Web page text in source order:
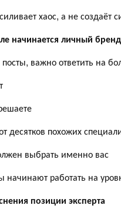
хаос, а не создаёт
начинается личный бренд
важно ответить на
десятков похожих
выбрать именно вас
начинают работать на
позиции эксперта